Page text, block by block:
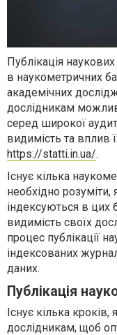
Публікація
в наукометричних
академічних
дослідникам
серед широкої
видимість та вплив
https://statti.in.ua/.
Існує кілька
необхідно
індексуються в цих
видимість своїх
процес публікації
індексованих
даних.
Публікація
Існує кілька кроків,
дослідникам, щоб